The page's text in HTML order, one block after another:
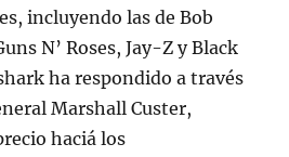
incluyendo las de Bob
N’ Roses, Jay-Z y Black
ha respondido a través
Marshall Custer,
haciá los